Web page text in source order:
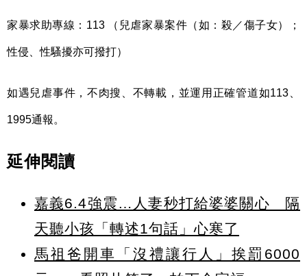
家暴求助專線：113 （兒虐家暴案件（如：殺／傷子女）；
性侵、性騷擾亦可撥打）
如遇兒虐事件，不肉搜、不轉載，並運用正確管道如113、
1995通報。
延伸閱讀
嘉義6.4強震…人妻秒打給婆婆關心 隔
天聽小孩「轉述1句話」心寒了
馬祖爸開車「沒禮讓行人」挨罰6000